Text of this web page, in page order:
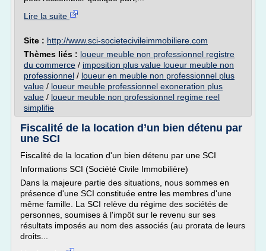
Lire la suite
Site : http://www.sci-societecivileimmobiliere.com
Thèmes liés : loueur meuble non professionnel registre
du commerce / imposition plus value loueur meuble non
professionnel / loueur en meuble non professionnel plus
value / loueur meuble professionnel exoneration plus
value / loueur meuble non professionnel regime reel
simplifie
Fiscalité de la location d’un bien détenu par
une SCI
Fiscalité de la location d'un bien détenu par une SCI
Informations SCI (Société Civile Immobilière)
Dans la majeure partie des situations, nous sommes en
présence d'une SCI constituée entre les membres d'une
même famille. La SCI relève du régime des sociétés de
personnes, soumises à l'impôt sur le revenu sur ses
résultats imposés au nom des associés (au prorata de leurs
droits...